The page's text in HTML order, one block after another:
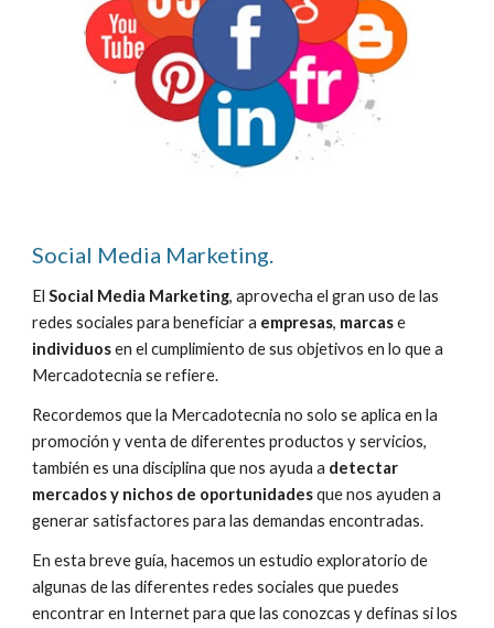
Social Media Marketing.
El Social Media Marketing, aprovecha el gran uso de las
redes sociales para beneficiar a empresas, marcas
individuos en el cumplimiento de sus objetivos en lo que a
Mercadotecnia se refiere.
Recordemos que la Mercadotecnia no solo se aplica en la
promoción y venta de diferentes productos y servicios,
también es una disciplina que nos ayuda a detectar
mercados y nichos de oportunidades que nos ayuden a
generar satisfactores para las demandas encontradas.
En esta breve guía, hacemos un estudio exploratorio de
algunas de las diferentes redes sociales que puedes
encontrar en Internet para que las conozcas y definas si los